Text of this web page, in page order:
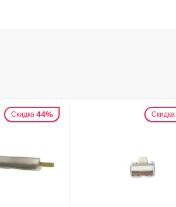
Скидка 44% Скидка